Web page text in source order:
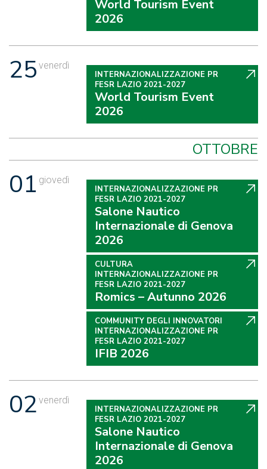
World Tourism Event
2026
25 venerdì
INTERNAZIONALIZZAZIONE PR
FESR LAZIO 2021-2027
World Tourism Event
2026
OTTOBRE
01 giovedì
INTERNAZIONALIZZAZIONE PR
FESR LAZIO 2021-2027
Salone Nautico
Internazionale di Genova
2026
CULTURA
INTERNAZIONALIZZAZIONE PR
FESR LAZIO 2021-2027
Romics – Autunno 2026
COMMUNITY DEGLI INNOVATORI
INTERNAZIONALIZZAZIONE PR
FESR LAZIO 2021-2027
IFIB 2026
02 venerdì
INTERNAZIONALIZZAZIONE PR
FESR LAZIO 2021-2027
Salone Nautico
Internazionale di Genova
2026